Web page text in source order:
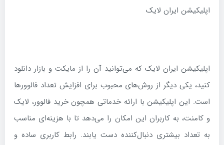
اپلیکیشن ایران لایک
اپلیکیشن ایران لایک که می‌توانید آن را از مایکت و بازار دانلود
کنید، یکی دیگر از روش‌های محبوب برای افزایش تعداد فالوورها
است. این اپلیکیشن با ارائه خدماتی همچون خرید فالوور، لایک
و کامنت، به کاربران این امکان را می‌دهد تا با هزینه‌ای مناسب
به تعداد بیشتری دنبال‌کننده دست یابند. رابط کاربری ساده و